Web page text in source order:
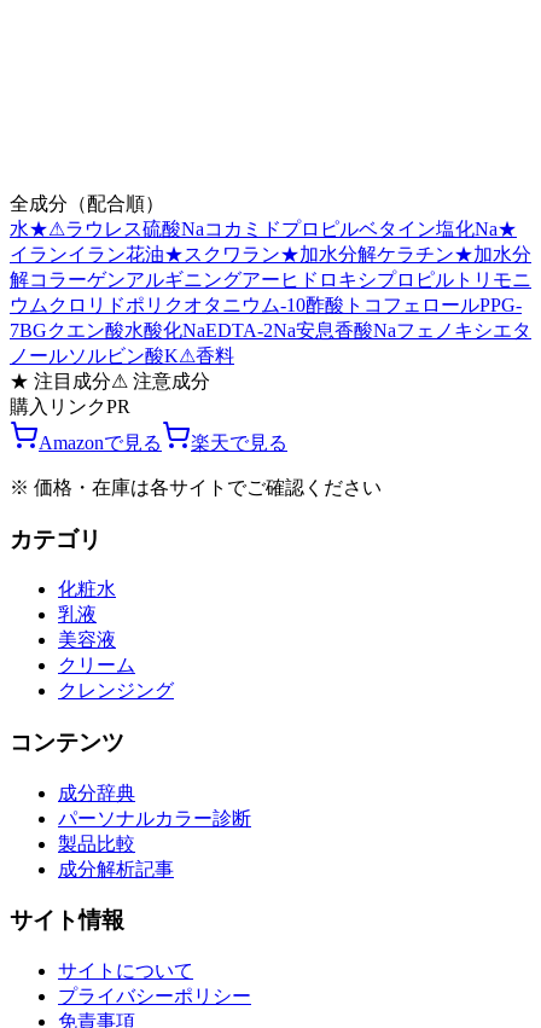
全成分（配合順）
水★⚠ラウレス硫酸Naコカミドプロピルベタイン塩化Na★
イランイラン花油★スクワラン★加水分解ケラチン★加水分
解コラーゲンアルギニングアーヒドロキシプロピルトリモニ
ウムクロリドポリクオタニウム-10酢酸トコフェロールPPG-
7BGクエン酸水酸化NaEDTA-2Na安息香酸Naフェノキシエタ
ノールソルビン酸K⚠香料
★ 注目成分⚠ 注意成分
購入リンクPR
Amazonで見る
楽天で見る
※ 価格・在庫は各サイトでご確認ください
カテゴリ
化粧水
乳液
美容液
クリーム
クレンジング
コンテンツ
成分辞典
パーソナルカラー診断
製品比較
成分解析記事
サイト情報
サイトについて
プライバシーポリシー
免責事項